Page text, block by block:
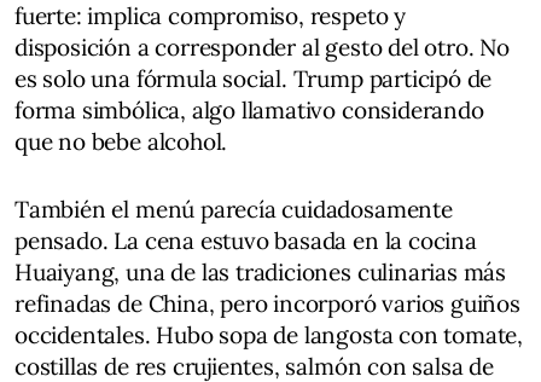
fuerte: implica compromiso, respeto y
disposición a corresponder al gesto del otro. No
es solo una fórmula social. Trump participó de
forma simbólica, algo llamativo considerando
que no bebe alcohol.
También el menú parecía cuidadosamente
pensado. La cena estuvo basada en la cocina
Huaiyang, una de las tradiciones culinarias más
refinadas de China, pero incorporó varios guiños
occidentales. Hubo sopa de langosta con tomate,
costillas de res crujientes, salmón con salsa de